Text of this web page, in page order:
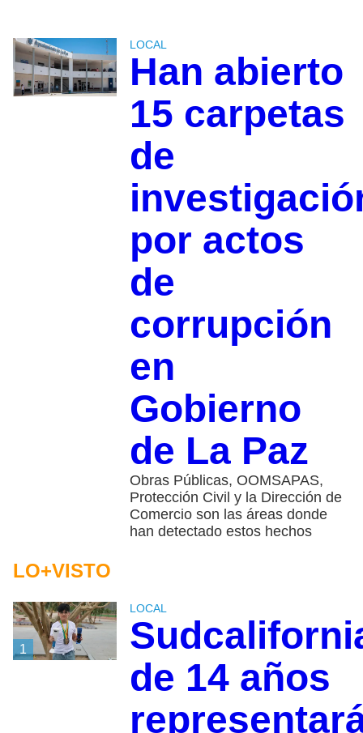
LOCAL
Han abierto
15 carpetas
de
por actos
de
corrupción
en
Gobierno
de La Paz
Obras Públicas, OOMSAPAS,
Protección Civil y la Dirección de
Comercio son las áreas donde
han detectado estos hechos
LO+VISTO
1
LOCAL
de 14 años